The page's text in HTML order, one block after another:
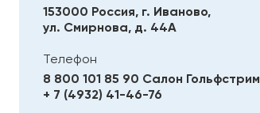
153000 Россия, г. Иваново,
ул. Смирнова, д. 44А
Телефон
8 800 101 85 90 Салон Гольфстрим
+ 7 (4932) 41-46-76